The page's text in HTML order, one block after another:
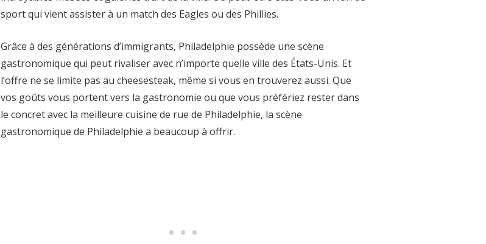
sport qui vient assister à un match des Eagles ou des Phillies.
Grâce à des générations d’immigrants, Philadelphie possède une scène
gastronomique qui peut rivaliser avec n’importe quelle ville des États-Unis. Et
l’offre ne se limite pas au cheesesteak, même si vous en trouverez aussi. Que
vos goûts vous portent vers la gastronomie ou que vous préfériez rester dans
le concret avec la meilleure cuisine de rue de Philadelphie, la scène
gastronomique de Philadelphie a beaucoup à offrir.